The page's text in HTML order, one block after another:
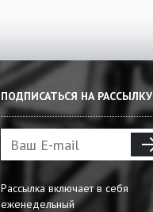
ПОДПИСАТЬСЯ НА РАССЫЛКУ
Рассылка включает в себя
еженедельный